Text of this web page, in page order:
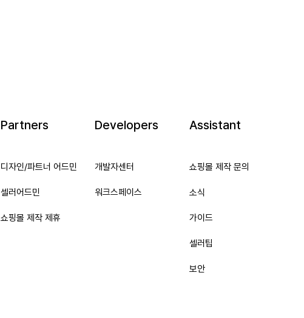
Partners
디자인/파트너 어드민
셀러어드민
쇼핑몰 제작 제휴
Developers
개발자센터
워크스페이스
Assistant
쇼핑몰 제작 문의
소식
가이드
셀러팁
보안